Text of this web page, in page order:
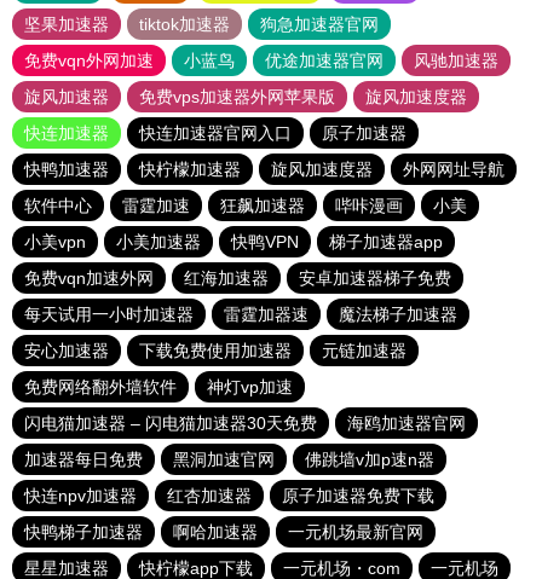
坚果加速器
tiktok加速器
狗急加速器官网
免费vqn外网加速
小蓝鸟 优途加速器官网
风驰加速器
旋风加速器
免费vps加速器外网苹果版
旋风加速度器
快连加速器
快连加速器官网入口
原子加速器
快鸭加速器
快柠檬加速器 旋风加速度器
外网网址导航
软件中心
雷霆加速 狂飙加速器 哔咔漫画
小美
小美vpn
小美加速器 快鸭VPN
梯子加速器app
免费vqn加速外网
红海加速器
安卓加速器梯子免费
每天试用一小时加速器
雷霆加器速
魔法梯子加速器
安心加速器
下载免费使用加速器
元链加速器
免费网络翻外墙软件
神灯vp加速
闪电猫加速器 – 闪电猫加速器30天免费
海鸥加速器官网
加速器每日免费
黑洞加速官网
佛跳墙v加p速n器
快连npv加速器
红杏加速器
原子加速器免费下载
快鸭梯子加速器
啊哈加速器
一元机场最新官网
星星加速器
快柠檬app下载 一元机场・com 一元机场